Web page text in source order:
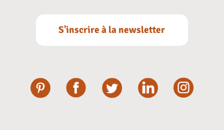
S'inscrire à la newsletter